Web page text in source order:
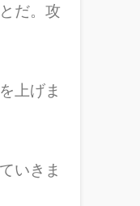
だ。攻
上げま
いきま